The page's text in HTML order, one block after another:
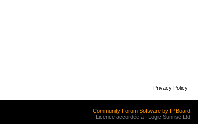
Privacy Policy
Community Forum Software by IP.Board
Licence accordée à : Logic Sunrise Ltd